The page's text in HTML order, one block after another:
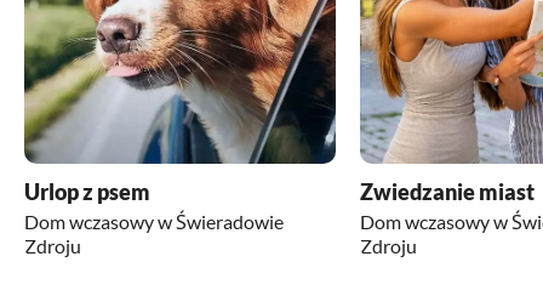
Urlop z psem
Dom wczasowy w Świeradowie
Zdroju
Zwiedzanie miast
Dom wczasowy w
Zdroju